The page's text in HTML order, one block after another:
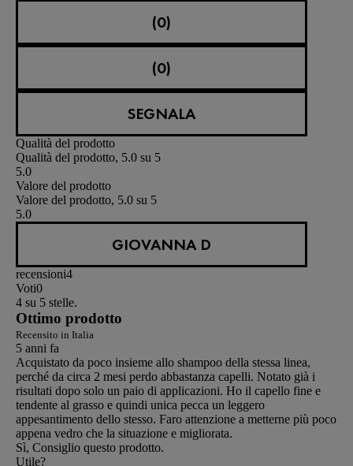
(0)
(0)
SEGNALA
Qualità del prodotto
Qualità del prodotto, 5.0 su 5
5.0
Valore del prodotto
Valore del prodotto, 5.0 su 5
5.0
GIOVANNA D
recensioni4
Voti0
4 su 5 stelle.
Ottimo prodotto
Recensito in Italia
5 anni fa
Acquistato da poco insieme allo shampoo della stessa linea,
perché da circa 2 mesi perdo abbastanza capelli. Notato già i
risultati dopo solo un paio di applicazioni. Ho il capello fine e
tendente al grasso e quindi unica pecca un leggero
appesantimento dello stesso. Faro attenzione a metterne più poco
appena vedro che la situazione e migliorata.
Sì, Consiglio questo prodotto.
Utile?